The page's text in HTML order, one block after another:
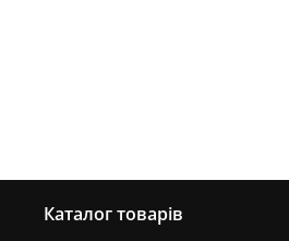
Каталог товарів